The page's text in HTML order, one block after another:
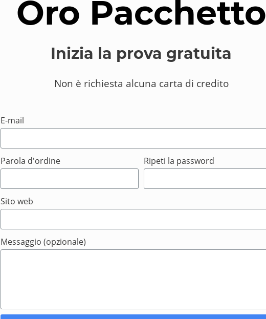
Oro Pacchetto
Inizia la prova gratuita
Non è richiesta alcuna carta di credito
E-mail
Parola d'ordine Ripeti la password
Sito web
Messaggio (opzionale)